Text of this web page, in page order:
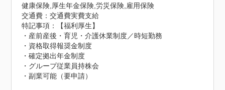
健康保険,厚生年金保険,労災保険,雇用保険
交通費：交通費実費支給
特記事項：【福利厚生】
・産前産後・育児・介護休業制度／時短勤務
・資格取得報奨金制度
・確定拠出年金制度
・グループ従業員持株会
・副業可能（要申請）